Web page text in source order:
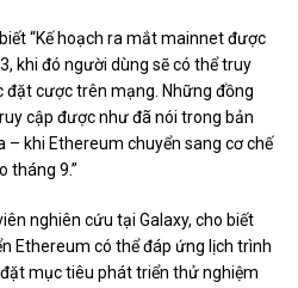
“Kế hoạch ra mắt mainnet được
khi đó người dùng sẽ có thể truy
đặt cược trên mạng. Những đồng
cập được như đã nói trong bản
– khi Ethereum chuyển sang cơ chế
tháng 9.”
nghiên cứu tại Galaxy, cho biết
Ethereum có thể đáp ứng lịch trình
mục tiêu phát triển thử nghiệm